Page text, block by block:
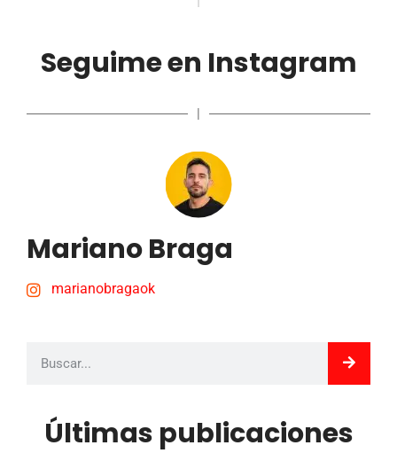
Seguime en Instagram
|
Mariano Braga
marianobragaok
Últimas publicaciones